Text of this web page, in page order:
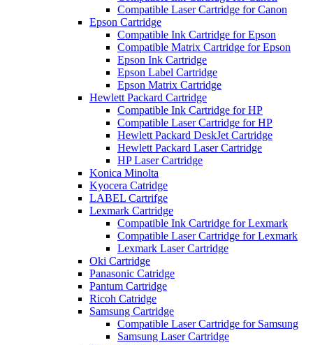
Compatible Laser Cartridge for Canon
Epson Cartridge
Compatible Ink Cartridge for Epson
Compatible Matrix Cartridge for Epson
Epson Ink Cartridge
Epson Label Cartridge
Epson Matrix Cartridge
Hewlett Packard Cartridge
Compatible Ink Cartridge for HP
Compatible Laser Cartridge for HP
Hewlett Packard DeskJet Cartridge
Hewlett Packard Laser Cartridge
HP Laser Cartridge
Konica Minolta
Kyocera Catridge
LABEL Cartrifge
Lexmark Cartridge
Compatible Ink Cartridge for Lexmark
Compatible Laser Cartridge for Lexmark
Lexmark Laser Cartridge
Oki Cartridge
Panasonic Catridge
Pantum Cartridge
Ricoh Catridge
Samsung Cartridge
Compatible Laser Cartridge for Samsung
Samsung Laser Cartridge